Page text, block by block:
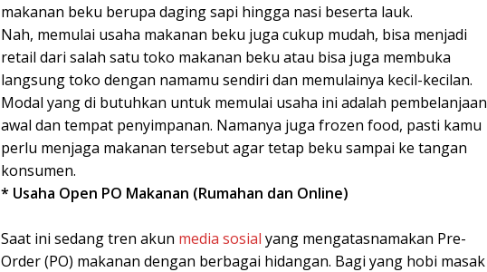
makanan beku berupa daging sapi hingga nasi beserta lauk.
Nah, memulai usaha makanan beku juga cukup mudah, bisa menjadi
retail dari salah satu toko makanan beku atau bisa juga membuka
langsung toko dengan namamu sendiri dan memulainya kecil-kecilan.
Modal yang di butuhkan untuk memulai usaha ini adalah pembelanjaan
awal dan tempat penyimpanan. Namanya juga frozen food, pasti kamu
perlu menjaga makanan tersebut agar tetap beku sampai ke tangan
konsumen.
* Usaha Open PO Makanan (Rumahan dan Online)
Saat ini sedang tren akun media sosial yang mengatasnamakan Pre-
Order (PO) makanan dengan berbagai hidangan. Bagi yang hobi masak